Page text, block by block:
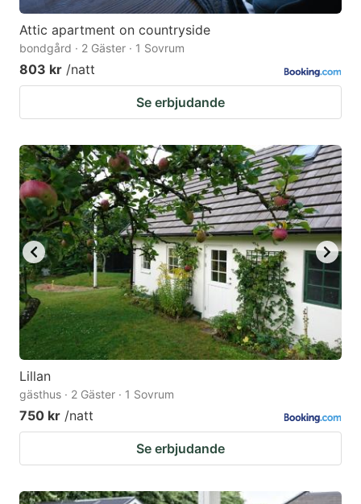
Attic apartment on countryside
bondgård · 2 Gäster · 1 Sovrum
803 kr /natt
Se erbjudande
Lillan
gästhus · 2 Gäster · 1 Sovrum
750 kr /natt
Se erbjudande